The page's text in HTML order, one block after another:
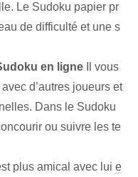
Le Sudoku papier pr
de difficulté et une s
en ligne Il vous
d’autres joueurs et
Dans le Sudoku
ou suivre les te
plus amical avec lui e